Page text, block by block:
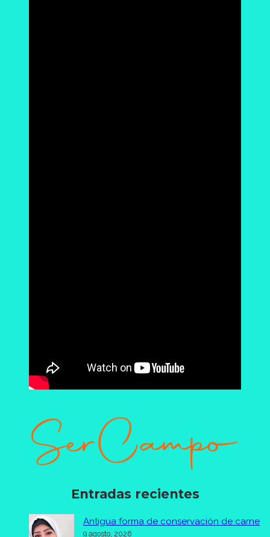
Entradas recientes
Antigua forma de conservación de carne
9 agosto, 2026